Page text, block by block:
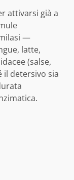
attivarsi già a
—
latte,
(salse,
il detersivo sia